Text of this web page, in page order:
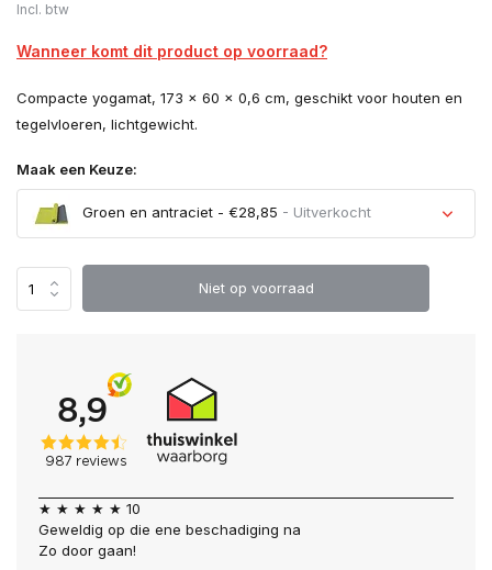
Incl. btw
Wanneer komt dit product op voorraad?
Compacte yogamat, 173 x 60 x 0,6 cm, geschikt voor houten en
tegelvloeren, lichtgewicht.
Maak een Keuze:
Groen en antraciet - €28,85 - Uitverkocht
Uitverkocht
Niet op voorraad
★ ★ ★ ★ ★ 10
Geweldig op die ene beschadiging na
Zo door gaan!